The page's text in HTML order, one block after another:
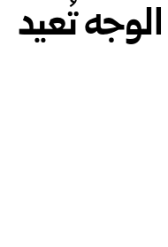
تُعيد